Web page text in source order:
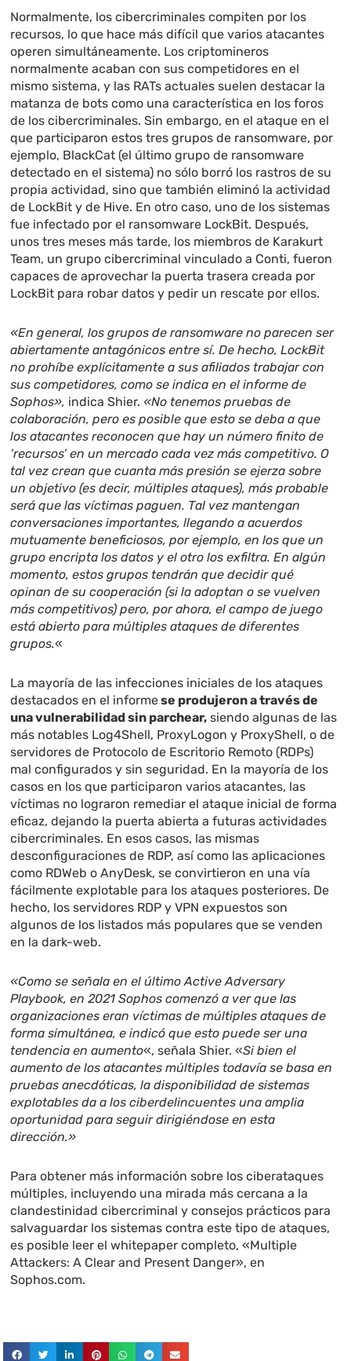
Normalmente, los cibercriminales compiten por los
recursos, lo que hace más difícil que varios atacantes
operen simultáneamente. Los criptomineros
normalmente acaban con sus competidores en el
mismo sistema, y las RATs actuales suelen destacar la
matanza de bots como una característica en los foros
de los cibercriminales. Sin embargo, en el ataque en el
que participaron estos tres grupos de ransomware, por
ejemplo, BlackCat (el último grupo de ransomware
detectado en el sistema) no sólo borró los rastros de su
propia actividad, sino que también eliminó la actividad
de LockBit y de Hive. En otro caso, uno de los sistemas
fue infectado por el ransomware LockBit. Después,
unos tres meses más tarde, los miembros de Karakurt
Team, un grupo cibercriminal vinculado a Conti, fueron
capaces de aprovechar la puerta trasera creada por
LockBit para robar datos y pedir un rescate por ellos.
«En general, los grupos de ransomware no parecen ser
abiertamente antagónicos entre sí. De hecho, LockBit
no prohíbe explícitamente a sus afiliados trabajar con
sus competidores, como se indica en el informe de
Sophos», indica Shier. «No tenemos pruebas de
colaboración, pero es posible que esto se deba a que
los atacantes reconocen que hay un número finito de
‘recursos’ en un mercado cada vez más competitivo. O
tal vez crean que cuanta más presión se ejerza sobre
un objetivo (es decir, múltiples ataques), más probable
será que las víctimas paguen. Tal vez mantengan
conversaciones importantes, llegando a acuerdos
mutuamente beneficiosos, por ejemplo, en los que un
grupo encripta los datos y el otro los exfiltra. En algún
momento, estos grupos tendrán que decidir qué
opinan de su cooperación (si la adoptan o se vuelven
más competitivos) pero, por ahora, el campo de juego
está abierto para múltiples ataques de diferentes
grupos.«
La mayoría de las infecciones iniciales de los ataques
destacados en el informese produjeron a través de
una vulnerabilidad sin parchear, siendo algunas de las
más notables Log4Shell, ProxyLogon y ProxyShell, o de
servidores de Protocolo de Escritorio Remoto (RDPs)
mal configurados y sin seguridad. En la mayoría de los
casos en los que participaron varios atacantes, las
víctimas no lograron remediar el ataque inicial de forma
eficaz, dejando la puerta abierta a futuras actividades
cibercriminales. En esos casos, las mismas
desconfiguraciones de RDP, así como las aplicaciones
como RDWeb o AnyDesk, se convirtieron en una vía
fácilmente explotable para los ataques posteriores. De
hecho, los servidores RDP y VPN expuestos son
algunos de los listados más populares que se venden
en la dark-web.
«Como se señala en el último Active Adversary
Playbook, en 2021 Sophos comenzó a ver que las
organizaciones eran víctimas de múltiples ataques de
forma simultánea, e indicó que esto puede ser una
tendencia en aumento«, señala Shier. «Si bien el
aumento de los atacantes múltiples todavía se basa en
pruebas anecdóticas, la disponibilidad de sistemas
explotables da a los ciberdelincuentes una amplia
oportunidad para seguir dirigiéndose en esta
dirección.»
Para obtener más información sobre los ciberataques
múltiples, incluyendo una mirada más cercana a la
clandestinidad cibercriminal y consejos prácticos para
salvaguardar los sistemas contra este tipo de ataques,
es posible leer el whitepaper completo, «Multiple
Attackers: A Clear and Present Danger», en
Sophos.com.